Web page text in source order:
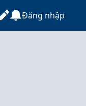
Đăng nhập